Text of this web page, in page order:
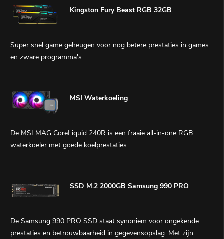
Kingston Fury Beast RGB 32GB
Super snel game geheugen voor nog betere prestaties in games
en zware programma's.
MSI Waterkoeling
De MSI MAG CoreLiquid 240R is een fraaie all-in-one RGB
waterkoeler met goede koelprestaties.
SSD M.2 2000GB Samsung 990 PRO
De Samsung 990 PRO SSD staat synoniem voor ongekende
prestaties en betrouwbaarheid in gegevensopslag. Met zijn